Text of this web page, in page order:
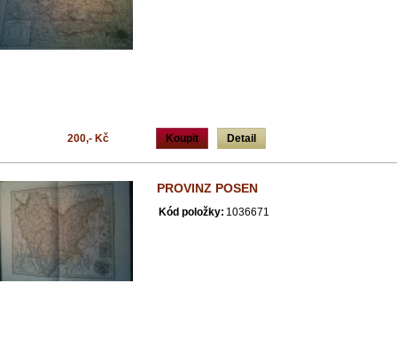
Koupit Detail
200,- Kč
PROVINZ POSEN
Kód položky: 1036671